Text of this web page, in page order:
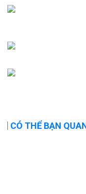
CÓ THỂ BẠN